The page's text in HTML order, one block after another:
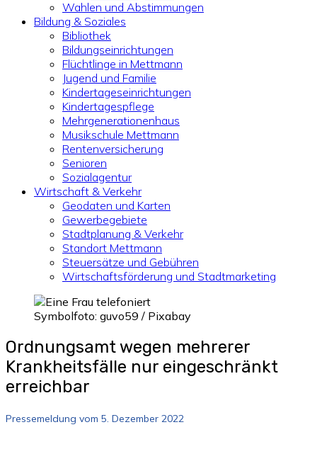
Wahlen und Abstimmungen
Bildung & Soziales
Bibliothek
Bildungseinrichtungen
Flüchtlinge in Mettmann
Jugend und Familie
Kindertageseinrichtungen
Kindertagespflege
Mehrgenerationenhaus
Musikschule Mettmann
Rentenversicherung
Senioren
Sozialagentur
Wirtschaft & Verkehr
Geodaten und Karten
Gewerbegebiete
Stadtplanung & Verkehr
Standort Mettmann
Steuersätze und Gebühren
Wirtschaftsförderung und Stadtmarketing
Symbolfoto: guvo59 / Pixabay
Ordnungsamt wegen mehrerer
Krankheitsfälle nur eingeschränkt
erreichbar
Pressemeldung vom 5. Dezember 2022